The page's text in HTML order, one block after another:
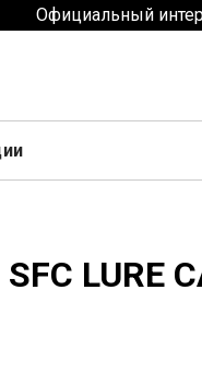
Официальный
LURE